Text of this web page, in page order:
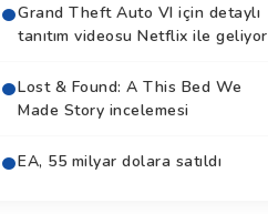
Grand Theft Auto VI için detaylı
tanıtım videosu Netflix ile geliyor
Lost & Found: A This Bed We
Made Story incelemesi
EA, 55 milyar dolara satıldı